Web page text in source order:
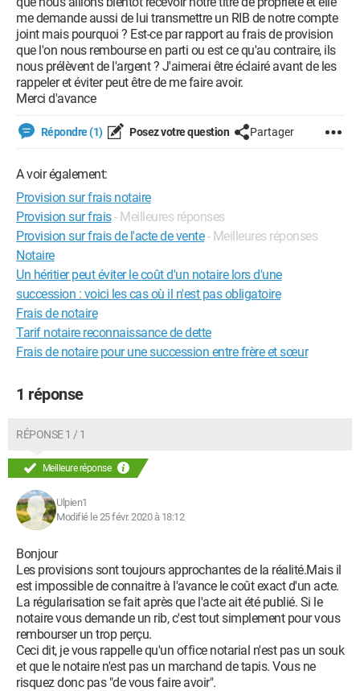
me demande aussi de lui transmettre un RIB de notre compte
joint mais pourquoi ? Est-ce par rapport au frais de provision
que l'on nous rembourse en parti ou est ce qu'au contraire, ils
nous prélèvent de l'argent ? J'aimerai être éclairé avant de les
rappeler et éviter peut être de me faire avoir.
Merci d'avance
Répondre (1) Posez votre question Partager
A voir également:
Provision sur frais notaire
Provision sur frais- Meilleures réponses
Provision sur frais de l'acte de vente - Meilleures réponses
Notaire
Un héritier peut éviter le coût d'un notaire lors d'une
succession : voici les cas où il n'est pas obligatoire
Frais de notaire
Tarif notaire reconnaissance de dette
Frais de notaire pour une succession entre frère et sœur
1 réponse
RÉPONSE 1 / 1
Meilleure réponse
Ulpien1
Modifié le 25 févr. 2020 à 18:12
Bonjour
Les provisions sont toujours approchantes de la réalité.Mais il
est impossible de connaitre à l'avance le coût exact d'un acte.
La régularisation se fait après que l'acte ait été publié. Si le
notaire vous demande un rib, c'est tout simplement pour vous
rembourser un trop perçu.
Ceci dit, je vous rappelle qu'un office notarial n'est pas un souk
et que le notaire n'est pas un marchand de tapis. Vous ne
risquez donc pas "de vous faire avoir".